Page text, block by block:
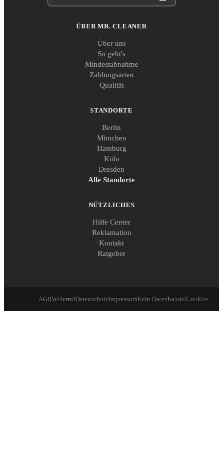
ÜBER MR. CLEANER
Über uns
So geht's
Mindestabnahme
Zahlungsarten
Qualität
STANDORTE
Berlin
München
Hamburg
Köln
Dresden
Alle Standorte
NÜTZLICHES
Hilfe Center
Reklamation
Kontakt
Ratgeber
AGBWiderrufDatenschutzImpressumKein DatenhandelCookies